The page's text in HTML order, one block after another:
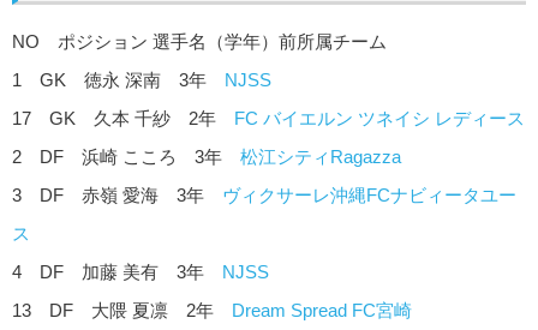
NO ポジション 選手名（学年）前所属チーム
1 GK 徳永 深南 3年 NJSS
17 GK 久本 千紗 2年 FC バイエルン ツネイシ レディース
2 DF 浜崎 こころ 3年 松江シティRagazza
3 DF 赤嶺 愛海 3年 ヴィクサーレ沖縄FCナビィータユー
ス
4 DF 加藤 美有 3年 NJSS
13 DF 大隈 夏凛 2年 Dream Spread FC宮崎